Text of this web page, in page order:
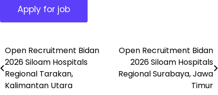
Post
navigation
Open Recruitment Bidan
2026 Siloam Hospitals
Regional Tarakan,
Kalimantan Utara
Open Recruitment Bidan
2026 Siloam Hospitals
Regional Surabaya, Jawa
Timur